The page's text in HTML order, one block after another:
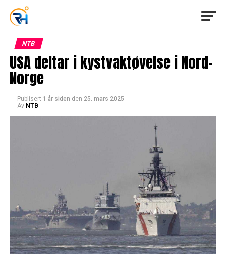
NTB
USA deltar i kystvaktøvelse i Nord-
Norge
Publisert 1 år siden den 25. mars 2025
Av NTB